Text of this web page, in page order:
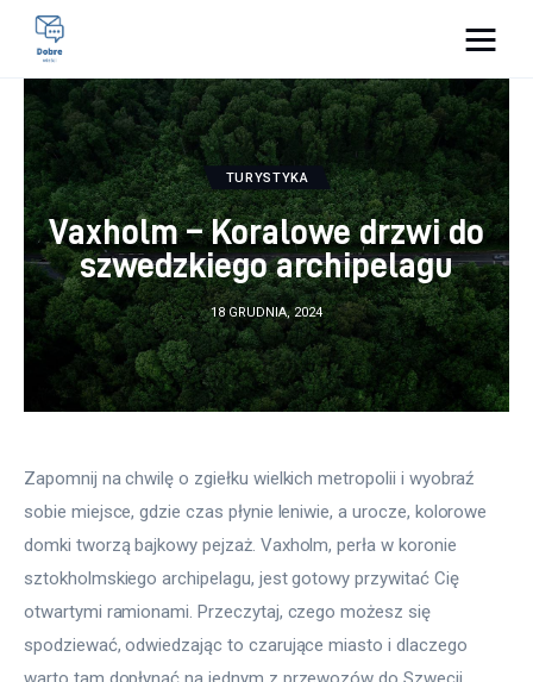
Lifestyle
Kunchnia i kulinaria
Zdrowie
Uroda
Więcej
TURYSTYKA
Vaxholm – Koralowe drzwi do
szwedzkiego archipelagu
18 GRUDNIA, 2024
Zapomnij na chwilę o zgiełku wielkich metropolii i wyobraź
sobie miejsce, gdzie czas płynie leniwie, a urocze, kolorowe
domki tworzą bajkowy pejzaż. Vaxholm, perła w koronie
sztokholmskiego archipelagu, jest gotowy przywitać Cię
otwartymi ramionami. Przeczytaj, czego możesz się
spodziewać, odwiedzając to czarujące miasto i dlaczego